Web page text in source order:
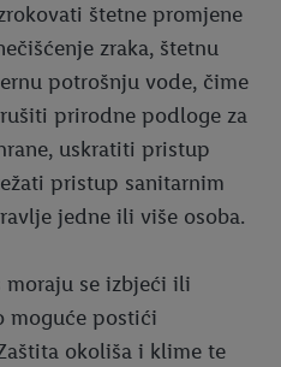
štetne promjene
zraka, štetnu
potrošnju vode, čime
prirodne podloge za
uskratiti pristup
pristup sanitarnim
jedne ili više osoba.
se izbjeći ili
moguće postići
okoliša i klime te